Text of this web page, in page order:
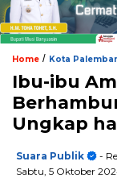
Home / Kota
Ibu-ibu
Ungkap
Suara Publik
-
Sabtu, 5 Oktober